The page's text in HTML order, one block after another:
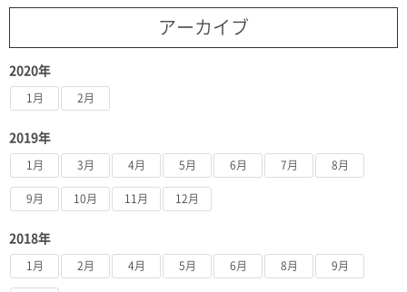
アーカイブ
2020年
1月 2月
2019年
1月 3月 4月 5月 6月 7月 8月
9月 10月 11月 12月
2018年
1月 2月 4月 5月 6月 8月 9月